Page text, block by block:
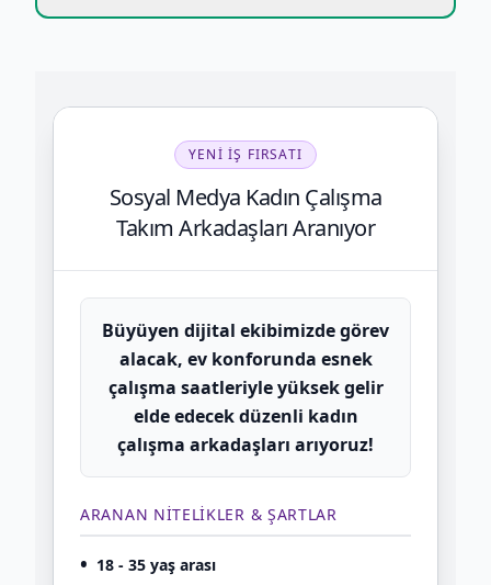
YENI İŞ FIRSATI
Sosyal Medya Kadın Çalışma
Takım Arkadaşları Aranıyor
Büyüyen dijital ekibimizde görev
alacak, ev konforunda esnek
çalışma saatleriyle yüksek gelir
elde edecek düzenli kadın
çalışma arkadaşları arıyoruz!
ARANAN NITELIKLER & ŞARTLAR
• 18 - 35 yaş arası